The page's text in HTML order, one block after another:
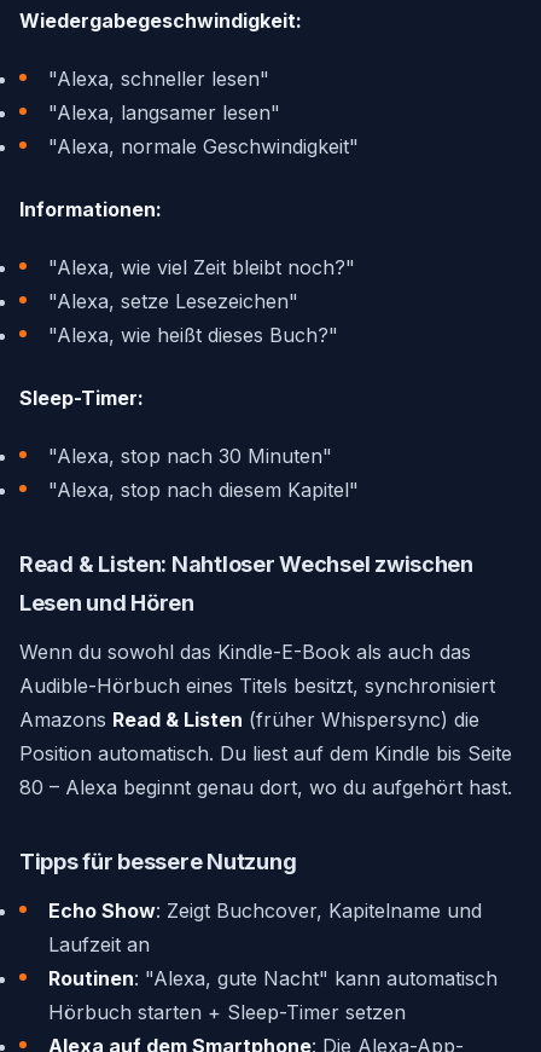
Wiedergabegeschwindigkeit:
"Alexa, schneller lesen"
"Alexa, langsamer lesen"
"Alexa, normale Geschwindigkeit"
Informationen:
"Alexa, wie viel Zeit bleibt noch?"
"Alexa, setze Lesezeichen"
"Alexa, wie heißt dieses Buch?"
Sleep-Timer:
"Alexa, stop nach 30 Minuten"
"Alexa, stop nach diesem Kapitel"
Read & Listen: Nahtloser Wechsel zwischen
Lesen und Hören
Wenn du sowohl das Kindle-E-Book als auch das
Audible-Hörbuch eines Titels besitzt, synchronisiert
Amazons Read & Listen (früher Whispersync) die
Position automatisch. Du liest auf dem Kindle bis Seite
80 – Alexa beginnt genau dort, wo du aufgehört hast.
Tipps für bessere Nutzung
Echo Show: Zeigt Buchcover, Kapitelname und
Laufzeit an
Routinen: "Alexa, gute Nacht" kann automatisch
Hörbuch starten + Sleep-Timer setzen
Alexa auf dem Smartphone: Die Alexa-App-